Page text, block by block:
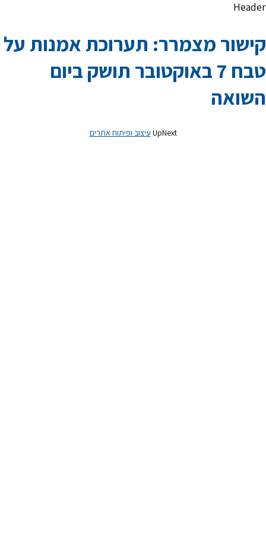
Header
קישור מצמרר: תערוכת אמנות על
טבח 7 באוקטובר תושק ביום
השואה
UpNext עיצוב ופיתוח אתרים